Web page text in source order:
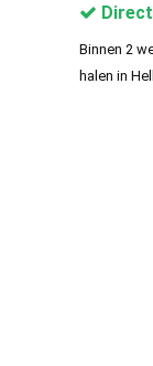
Binnen 2
halen in